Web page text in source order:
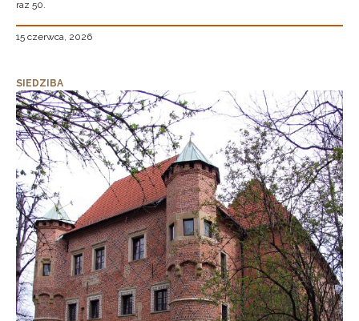
raz 50.
15 czerwca, 2026
SIEDZIBA